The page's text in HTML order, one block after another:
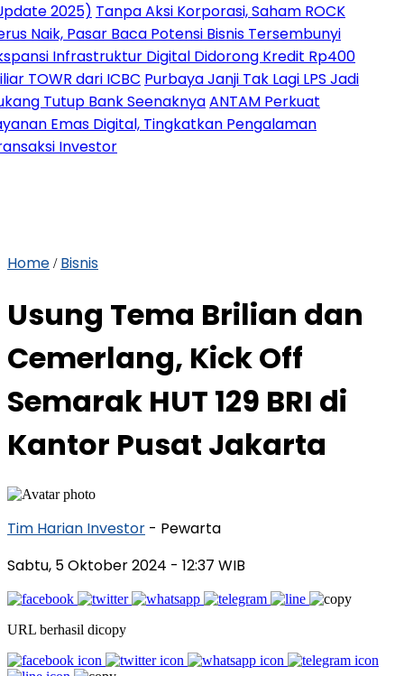
Tanpa Aksi Korporasi, Saham ROCK
Pasar Baca Potensi Bisnis Tersembunyi
Digital Didorong Kredit Rp400
dari ICBCPurbaya Janji Tak Lagi LPS Jadi
Bank SeenaknyaANTAM Perkuat
Digital, Tingkatkan Pengalaman
Investor
Home / Bisnis
Usung Tema Brilian dan
Cemerlang, Kick Off
Semarak HUT 129 BRI di
Kantor Pusat Jakarta
Tim Harian Investor - Pewarta
Sabtu, 5 Oktober 2024 - 12:37 WIB
URL berhasil dicopy